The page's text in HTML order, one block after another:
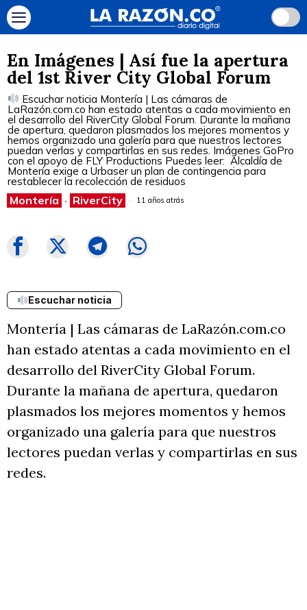
En Imágenes | Así fue la apertura
del 1st River City Global Forum
Escuchar noticia Montería | Las cámaras de
LaRazón.com.co han estado atentas a cada movimiento en
el desarrollo del RiverCity Global Forum. Durante la mañana
de apertura, quedaron plasmados los mejores momentos y
hemos organizado una galería para que nuestros lectores
puedan verlas y compartirlas en sus redes. Imágenes GoPro
con el apoyo de FLY Productions Puedes leer: Alcaldía de
Montería exige a Urbaser un plan de contingencia para
restablecer la recolección de residuos
Montería · RiverCity 11 años atrás
Escuchar noticia
Montería | Las cámaras de LaRazón.com.co
han estado atentas a cada movimiento en el
desarrollo del RiverCity Global Forum.
Durante la mañana de apertura, quedaron
plasmados los mejores momentos y hemos
organizado una galería para que nuestros
lectores puedan verlas y compartirlas en sus
redes.